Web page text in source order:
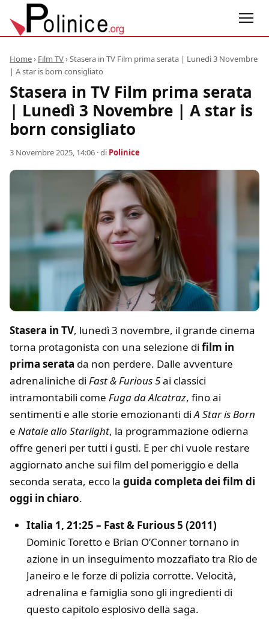
Home› Film TV›Stasera in TV Film prima serata | Lunedì 3 Novembre
| A star is born consigliato
Stasera in TV Film prima serata
| Lunedì 3 Novembre | A star is
born consigliato
3 Novembre 2025, 14:06 · di Polinice
Stasera in TV, lunedì 3 novembre, il grande cinema
torna protagonista con una selezione di film in
prima serata da non perdere. Dalle avventure
adrenaliniche di Fast & Furious 5ai classici
intramontabili come Fuga da Alcatraz, fino ai
sentimenti e alle storie emozionanti diA Star is Born
e Natale allo Starlight, la programmazione odierna
offre generi per tutti i gusti. E per chi vuole restare
aggiornato anche sui film del pomeriggio e della
seconda serata, ecco la guida completa dei film di
oggi in chiaro.
Italia 1, 21:25 – Fast & Furious 5 (2011)
Dominic Toretto e Brian O’Conner tornano in
azione in un inseguimento mozzafiato tra Rio de
Janeiro e le forze di polizia corrotte. Velocità,
adrenalina e famiglia sono gli ingredienti di
questo capitolo esplosivo della saga.